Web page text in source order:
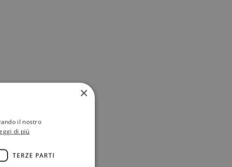
×
il nostro
di più
TERZE PARTI